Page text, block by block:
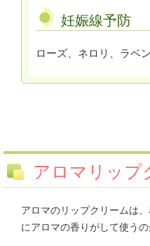
妊娠線予防
ローズ、ネロリ、ラベ
アロマリップ
アロマのリップクリームは
にアロマの香りがして使うの